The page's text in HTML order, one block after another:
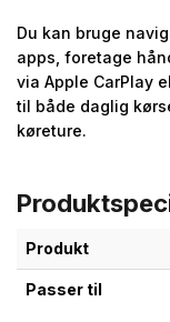
Du kan bruge
apps, foretage
via Apple CarPlay
til både daglig
køreture.
Produkt
Passer til